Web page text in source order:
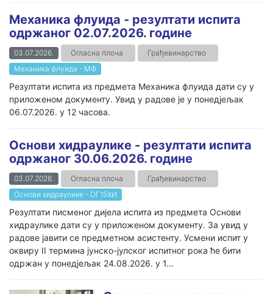
Механика флуида - резултати испита
одржаног 02.07.2026. године
03.07.2026. Огласна плоча
Грађевинарство
Механика флуида - МФ
Резултати испита из предмета Механика флуида дати су у
приложеном документу. Увид у радове је у понедјељак
06.07.2026. у 12 часова.
Основи хидраулике - резултати испита
одржаног 30.06.2026. године
03.07.2026. Огласна плоча
Грађевинарство
Основи хидраулике - ОГ15ХИ
Резултати писменог дијела испита из предмета Основи
хидраулике дати су у приложеном документу. За увид у
радове јавити се предметном асистенту. Усмени испит у
оквиру II термина јунско-јулског испитног рока ће бити
одржан у понедјељак 24.08.2026. у 1...